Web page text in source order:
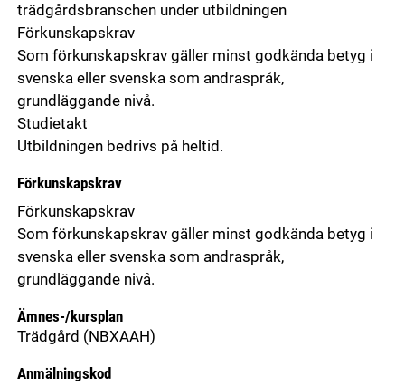
trädgårdsbranschen under utbildningen
Förkunskapskrav
Som förkunskapskrav gäller minst godkända betyg i
svenska eller svenska som andraspråk,
grundläggande nivå.
Studietakt
Utbildningen bedrivs på heltid.
Förkunskapskrav
Förkunskapskrav
Som förkunskapskrav gäller minst godkända betyg i
svenska eller svenska som andraspråk,
grundläggande nivå.
Ämnes-/kursplan
Trädgård (NBXAAH)
Anmälningskod